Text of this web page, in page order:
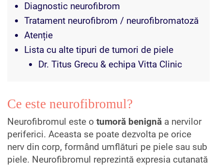
Diagnostic neurofibrom
Tratament neurofibrom / neurofibromatoză
Atenție
Lista cu alte tipuri de tumori de piele
Dr. Titus Grecu & echipa Vitta Clinic
Ce este neurofibromul?
Neurofibromul este o tumoră benignă a nervilor
periferici. Aceasta se poate dezvolta pe orice
nerv din corp, formând umflături pe piele sau sub
piele. Neurofibromul reprezintă expresia cutanată